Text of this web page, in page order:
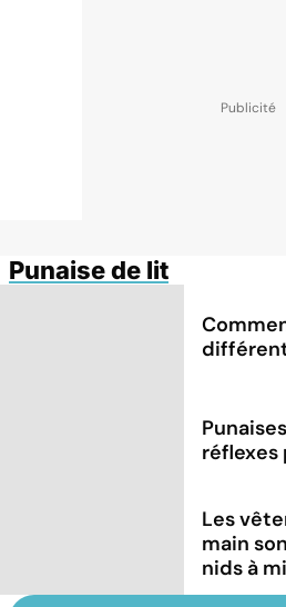
Punaise de lit
réflexes
Les
main
nids à